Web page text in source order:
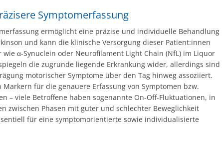
Symptomerfassung
ermöglicht eine präzise und individuelle Behandlung
und kann die klinische Versorgung dieser Patient:innen
wie α-Synuclein oder Neurofilament Light Chain (NfL) im Liquor
die zugrunde liegende Erkrankung wider, allerdings sind
motorischer Symptome über den Tag hinweg assoziiert.
für die genauere Erfassung von Symptomen bzw.
– viele Betroffene haben sogenannte On-Off-Fluktuationen, in
zwischen Phasen mit guter und schlechter Beweglichkeit
für eine symptomorientierte sowie individualisierte